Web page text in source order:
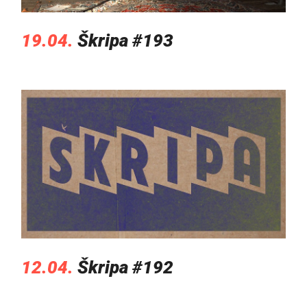
19.04. Škripa #193
12.04. Škripa #192